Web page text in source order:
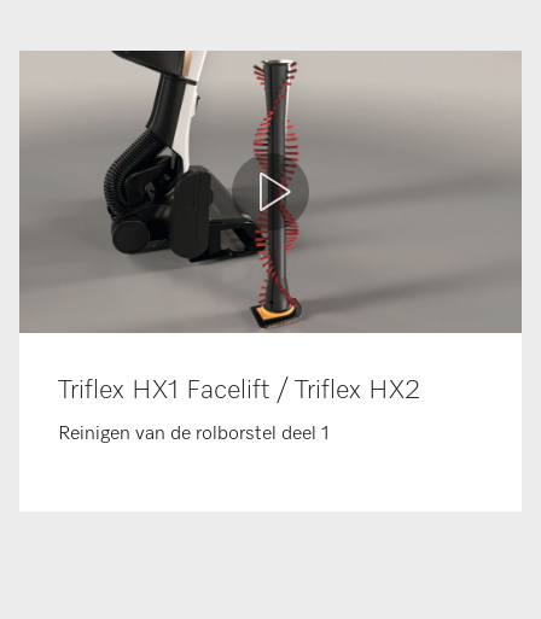
Triflex HX1 Facelift / Triflex HX2
Reinigen van de rolborstel deel 1